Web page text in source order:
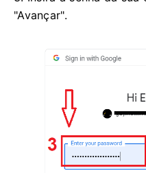
"Avançar".